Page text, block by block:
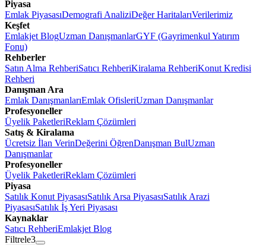
Piyasa
Emlak PiyasasıDemografi AnaliziDeğer HaritalarıVerilerimiz
Keşfet
Emlakjet BlogUzman DanışmanlarGYF (Gayrimenkul Yatırım
Fonu)
Rehberler
Satın Alma RehberiSatıcı RehberiKiralama RehberiKonut Kredisi
Rehberi
Danışman Ara
Emlak DanışmanlarıEmlak OfisleriUzman Danışmanlar
Profesyoneller
Üyelik PaketleriReklam Çözümleri
Satış & Kiralama
Ücretsiz İlan VerinDeğerini ÖğrenDanışman BulUzman
Danışmanlar
Profesyoneller
Üyelik PaketleriReklam Çözümleri
Piyasa
Satılık Konut PiyasasıSatılık Arsa PiyasasıSatılık Arazi
PiyasasıSatılık İş Yeri Piyasası
Kaynaklar
Satıcı RehberiEmlakjet Blog
Filtrele3